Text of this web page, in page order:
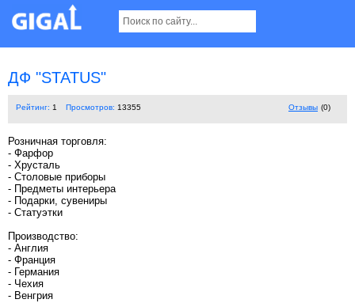
ДФ "STATUS"
Рейтинг: 1 Просмотров: 13355 Отзывы (0)
Розничная торговля:
- Фарфор
- Хрусталь
- Столовые приборы
- Предметы интерьера
- Подарки, сувениры
- Статуэтки
Производство:
- Англия
- Франция
- Германия
- Чехия
- Венгрия